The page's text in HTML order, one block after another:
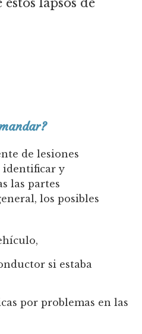
lapsos de
de lesiones
identificar y
las partes
los posibles
si estaba
por problemas en las